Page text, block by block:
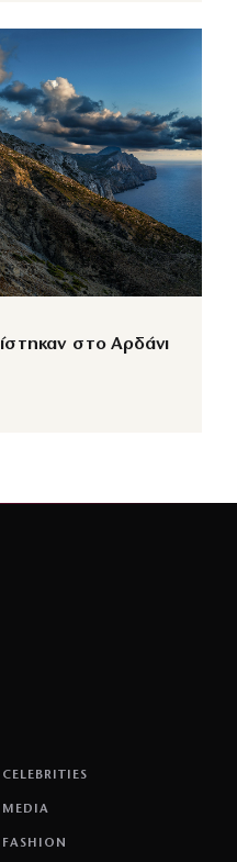
στο Αρδάνι
CELEBRITIES
MEDIA
FASHION